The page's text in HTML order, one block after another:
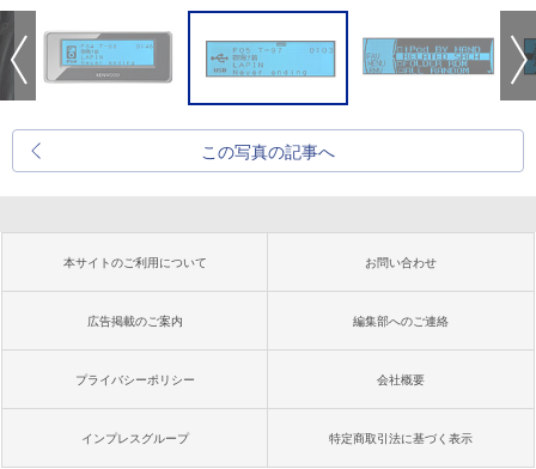
この写真の記事へ
本サイトのご利用について お問い合わせ
広告掲載のご案内 編集部へのご連絡
プライバシーポリシー 会社概要
インプレスグループ 特定商取引法に基づく表示